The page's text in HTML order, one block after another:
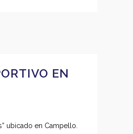
EN
ubicado en Campello.